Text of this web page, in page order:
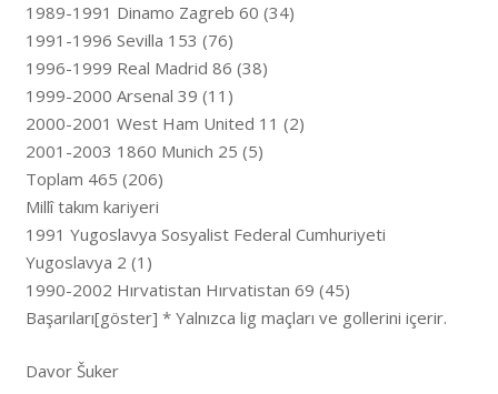
1989-1991 Dinamo Zagreb 60 (34)
1991-1996 Sevilla 153 (76)
1996-1999 Real Madrid 86 (38)
1999-2000 Arsenal 39 (11)
2000-2001 West Ham United 11 (2)
2001-2003 1860 Munich 25 (5)
Toplam 465 (206)
Millî takım kariyeri
1991 Yugoslavya Sosyalist Federal Cumhuriyeti
Yugoslavya 2 (1)
1990-2002 Hırvatistan Hırvatistan 69 (45)
Başarıları[göster] * Yalnızca lig maçları ve gollerini içerir.
Davor Šuker